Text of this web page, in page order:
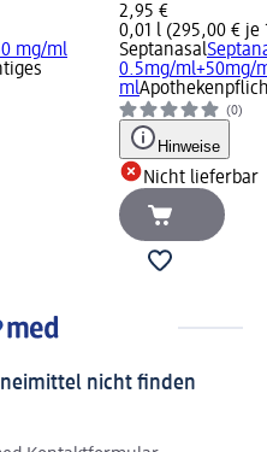
mg/ml
2,95 €
0,01 l (295,00 € je
Septanasal
0.5mg/ml+50mg/
ml
(0)
Hinweise
Nicht lieferbar
nicht finden